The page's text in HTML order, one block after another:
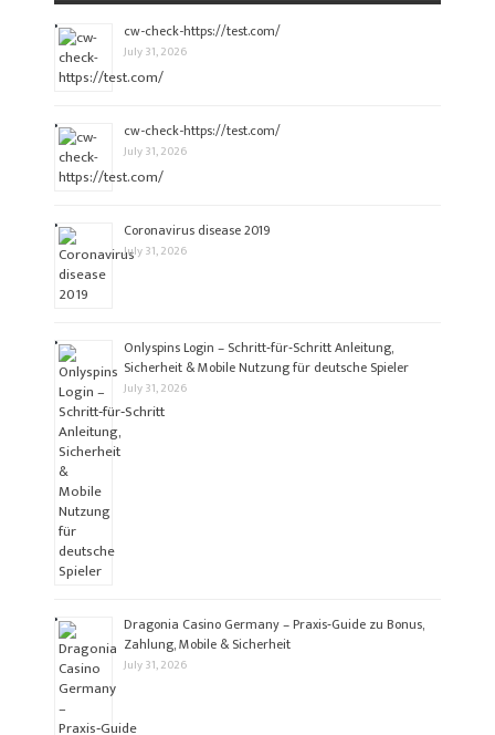
cw-check-https://test.com/
July 31, 2026
cw-check-https://test.com/
July 31, 2026
Coronavirus disease 2019
July 31, 2026
Onlyspins Login – Schritt‑für‑Schritt Anleitung,
Sicherheit & Mobile Nutzung für deutsche Spieler
July 31, 2026
Dragonia Casino Germany – Praxis‑Guide zu Bonus,
Zahlung, Mobile & Sicherheit
July 31, 2026